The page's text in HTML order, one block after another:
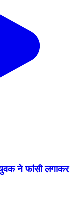
युवक ने फांसी लगाकर